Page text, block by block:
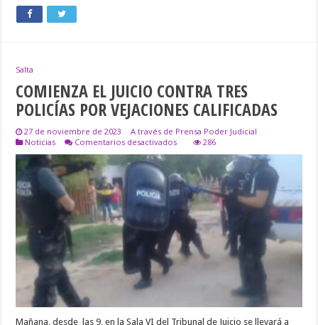
Salta
COMIENZA EL JUICIO CONTRA TRES
POLICÍAS POR VEJACIONES CALIFICADAS
27 de noviembre de 2023
A través de Prensa Poder Judicial
Noticias
Comentarios desactivadosen
COMIENZA
JUICIO
CONTRA
TRES
POLICÍAS
POR
VEJACIONES
CALIFICADAS
286
Mañana, desde las 9, en la Sala VI del Tribunal de Juicio se llevará a